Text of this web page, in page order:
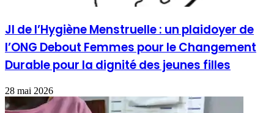
JI de l’Hygiène Menstruelle : un plaidoyer de
l’ONG Debout Femmes pour le Changement
Durable pour la dignité des jeunes filles
28 mai 2026